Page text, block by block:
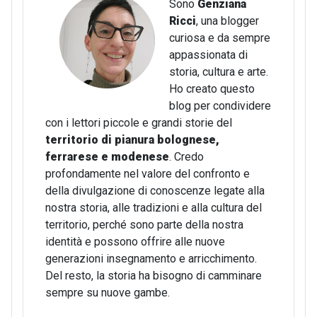
Sono Genziana
Ricci, una blogger
curiosa e da sempre
appassionata di
storia, cultura e arte.
Ho creato questo
blog per condividere
con i lettori piccole e grandi storie del
territorio di pianura bolognese,
ferrarese e modenese. Credo
profondamente nel valore del confronto e
della divulgazione di conoscenze legate alla
nostra storia, alle tradizioni e alla cultura del
territorio, perché sono parte della nostra
identità e possono offrire alle nuove
generazioni insegnamento e arricchimento.
Del resto, la storia ha bisogno di camminare
sempre su nuove gambe.